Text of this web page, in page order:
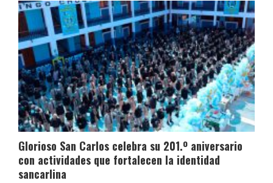
Glorioso San Carlos celebra su 201.º aniversario
con actividades que fortalecen la identidad
sancarlina